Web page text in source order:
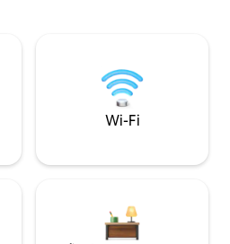
Wi-Fi